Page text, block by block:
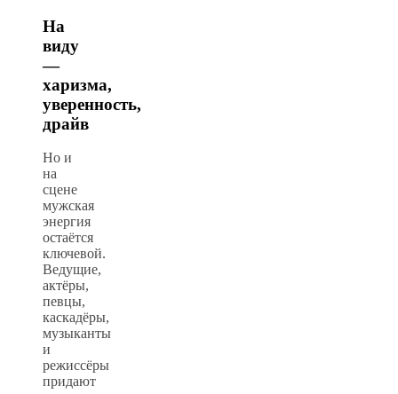
На
виду
—
харизма,
уверенность,
драйв
Но и
на
сцене
мужская
энергия
остаётся
ключевой.
Ведущие,
актёры,
певцы,
каскадёры,
музыканты
и
режиссёры
придают